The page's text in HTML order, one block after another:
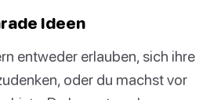
Ideen
entweder erlauben, sich ihre
oder du machst vor